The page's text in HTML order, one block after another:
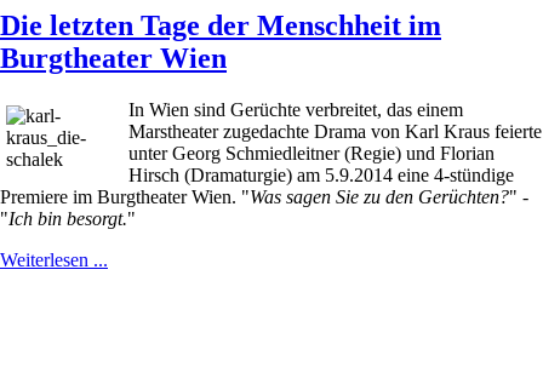
Die letzten Tage der Menschheit im
Burgtheater Wien
In Wien sind Gerüchte verbreitet, das einem
Marstheater zugedachte Drama von Karl Kraus feierte
unter Georg Schmiedleitner (Regie) und Florian
Hirsch (Dramaturgie) am 5.9.2014 eine 4-stündige
Premiere im Burgtheater Wien. "Was sagen Sie zu den Gerüchten?" -
"Ich bin besorgt."
Weiterlesen ...